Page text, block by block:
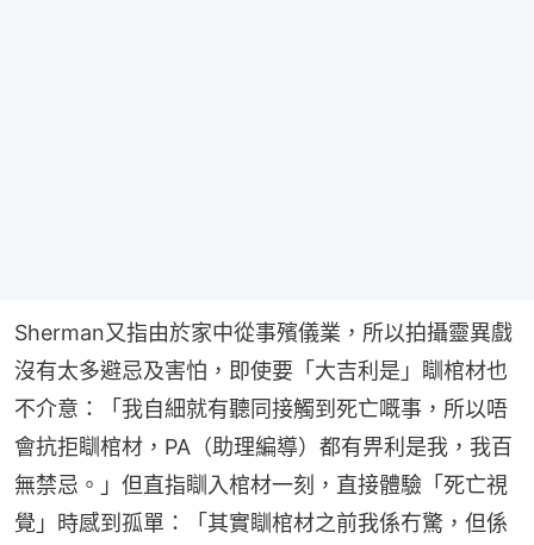
Sherman又指由於家中從事殯儀業，所以拍攝靈異戲
沒有太多避忌及害怕，即使要「大吉利是」瞓棺材也
不介意：「我自細就有聽同接觸到死亡嘅事，所以唔
會抗拒瞓棺材，PA（助理編導）都有畀利是我，我百
無禁忌。」但直指瞓入棺材一刻，直接體驗「死亡視
覺」時感到孤單：「其實瞓棺材之前我係冇驚，但係